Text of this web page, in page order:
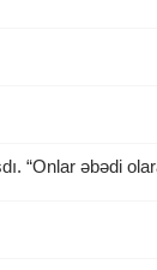
“Onlar əbədi